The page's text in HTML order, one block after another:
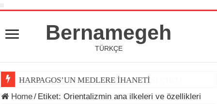
Bernamegeh
TÜRKÇE
HARPAGOS’UN MEDLERE İHANETİ
Home/ Etiket:Orientalizmin ana ilkeleri ve özellikleri